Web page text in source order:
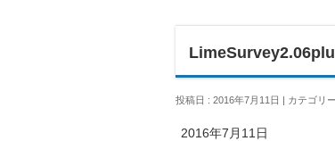
投稿日 : 2016年7月11日 カテゴリ
2016年7月11日